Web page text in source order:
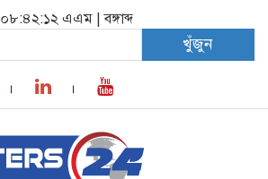
০৮:৪২:১৩ এএম |বঙ্গাব্দ
খুঁজুন